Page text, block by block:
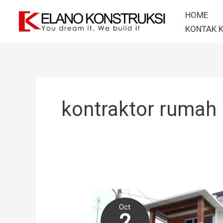
content
HOME
KONTAK
kontraktor rumah
Oct